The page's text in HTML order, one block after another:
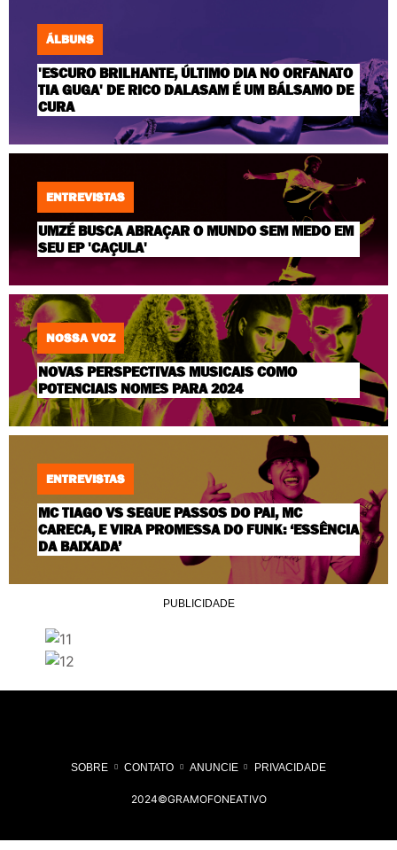
ÁLBUNS
'ESCURO BRILHANTE, ÚLTIMO DIA NO ORFANATO
TIA GUGA' DE RICO DALASAM É UM BÁLSAMO DE
CURA
ENTREVISTAS
UMZÉ BUSCA ABRAÇAR O MUNDO SEM MEDO EM
SEU EP 'CAÇULA'
NOSSA VOZ
NOVAS PERSPECTIVAS MUSICAIS COMO
POTENCIAIS NOMES PARA 2024
ENTREVISTAS
MC TIAGO VS SEGUE PASSOS DO PAI, MC
CARECA, E VIRA PROMESSA DO FUNK: ‘ESSÊNCIA
DA BAIXADA’
PUBLICIDADE
SOBRE CONTATO ANUNCIE PRIVACIDADE
2024©GRAMOFONEATIVO